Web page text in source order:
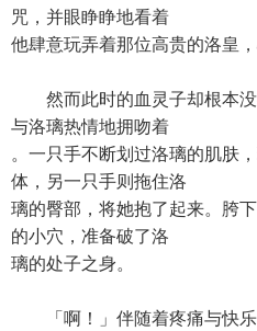
咒，并眼睁睁地看着
他肆意玩弄着那位高贵的洛皇，
然而此时的血灵子却根本没
与洛璃热情地拥吻着
。一只手不断划过洛璃的肌肤
体，另一只手则拖住洛
璃的臀部，将她抱了起来。胯
的小穴，准备破了洛
璃的处子之身。
「啊！」伴随着疼痛与快乐